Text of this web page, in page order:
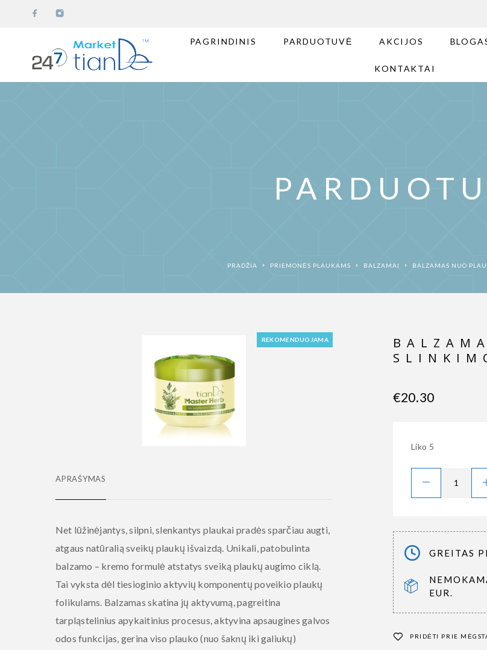
PAGRINDINIS PARDUOTUVĖ AKCIJOS
KONTAKTAI
PRADŽIA PRIEMONĖS PLAUKAMS BALZAMAI BALZAMAS NUO
REKOMENDUOJAMA
APRAŠYMAS
Net lūžinėjantys, silpni, slenkantys plaukai pradės sparčiau augti,
atgaus natūralią sveikų plaukų išvaizdą. Unikali, patobulinta
balzamo – kremo formulė atstatys sveiką plaukų augimo ciklą.
Tai vyksta dėl tiesioginio aktyvių komponentų poveikio plaukų
folikulams. Balzamas skatina jų aktyvumą, pagreitina
tarpląstelinius apykaitinius procesus, aktyvina apsaugines galvos
odos funkcijas, gerina viso plauko (nuo šaknų iki galiukų)
€20.30
Liko 5
GREITAS
EUR.
PRIDĖTI PRIE